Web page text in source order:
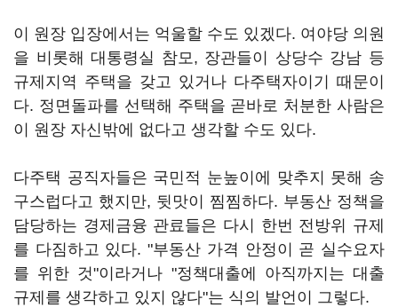
이 원장 입장에서는 억울할 수도 있겠다. 여야당 의원
을 비롯해 대통령실 참모, 장관들이 상당수 강남 등
규제지역 주택을 갖고 있거나 다주택자이기 때문이
다. 정면돌파를 선택해 주택을 곧바로 처분한 사람은
이 원장 자신밖에 없다고 생각할 수도 있다.
다주택 공직자들은 국민적 눈높이에 맞추지 못해 송
구스럽다고 했지만, 뒷맛이 찜찜하다. 부동산 정책을
담당하는 경제금융 관료들은 다시 한번 전방위 규제
를 다짐하고 있다. "부동산 가격 안정이 곧 실수요자
를 위한 것"이라거나 "정책대출에 아직까지는 대출
규제를 생각하고 있지 않다"는 식의 발언이 그렇다.